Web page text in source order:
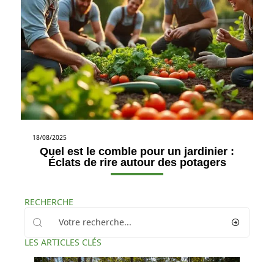
18/08/2025
Quel est le comble pour un jardinier :
Éclats de rire autour des potagers
RECHERCHE
LES ARTICLES CLÉS